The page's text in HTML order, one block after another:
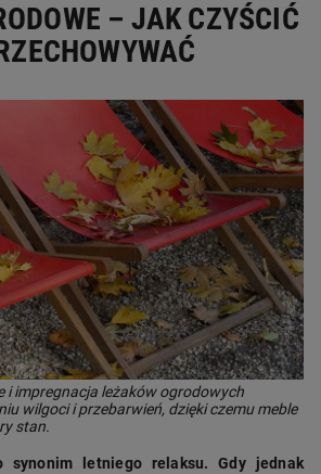
– JAK CZYŚCIĆ
i impregnacja leżaków ogrodowych
wilgoci i przebarwień, dzięki czemu meble
stan.
synonim letniego relaksu. Gdy jednak